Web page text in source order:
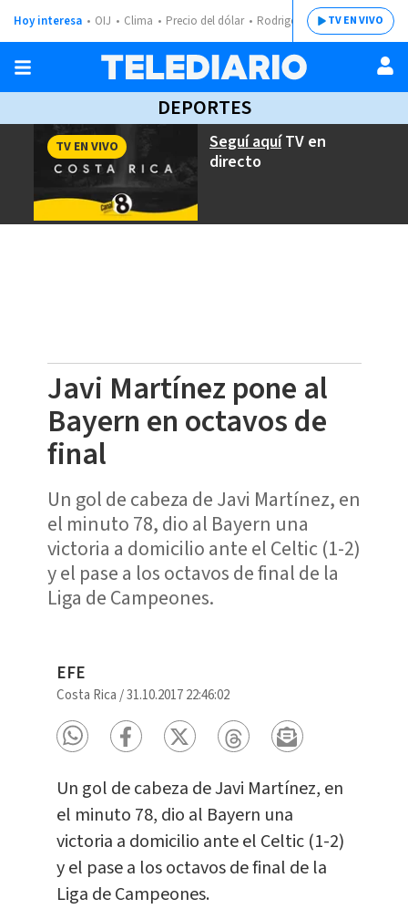
Hoy interesa OIJ Clima Precio del dólar Rodrigo ChavesTV EN VIVO
DEPORTES
Seguí aquíTV en
directo
TV EN VIVO
Javi Martínez pone al
Bayern en octavos de
final
Un gol de cabeza de Javi Martínez, en
el minuto 78, dio al Bayern una
victoria a domicilio ante el Celtic (1-2)
y el pase a los octavos de final de la
Liga de Campeones.
EFE
Costa Rica /31.10.2017 22:46:02
Un gol de cabeza de Javi Martínez, en
el minuto 78, dio al Bayern una
victoria a domicilio ante el Celtic (1-2)
y el pase a los octavos de final de la
Liga de Campeones.